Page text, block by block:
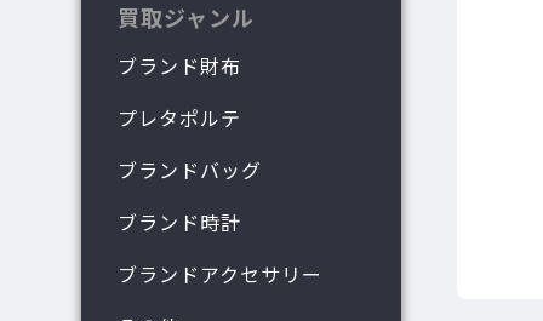
買取ジャンル
ブランド財布
プレタポルテ
ブランドバッグ
ブランド時計
ブランドアクセサリー